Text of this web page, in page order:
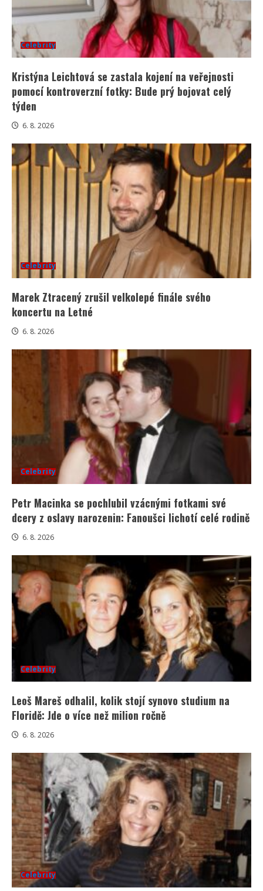
Celebrity
Kristýna Leichtová se zastala kojení na veřejnosti
pomocí kontroverzní fotky: Bude prý bojovat celý
týden
6. 8. 2026
Celebrity
Marek Ztracený zrušil velkolepé finále svého
koncertu na Letné
6. 8. 2026
Celebrity
Petr Macinka se pochlubil vzácnými fotkami své
dcery z oslavy narozenin: Fanoušci lichotí celé rodině
6. 8. 2026
Celebrity
Leoš Mareš odhalil, kolik stojí synovo studium na
Floridě: Jde o více než milion ročně
6. 8. 2026
Celebrity